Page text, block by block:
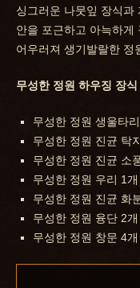
싱그러운 나뭇잎 장식과
안을 포근하고 아늑하게
어우러져 생기발랄한 정
무성한 정원 하우징 장
무성한 정원 생울타
무성한 정원 진균 탁
무성한 정원 진균 소
무성한 정원 우리 1개
무성한 정원 진균 화
무성한 정원 융단 2개
무성한 정원 창문 4개